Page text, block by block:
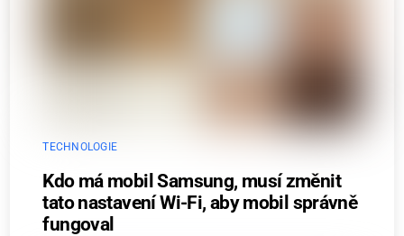
TECHNOLOGIE
Kdo má mobil Samsung, musí změnit
tato nastavení Wi-Fi, aby mobil správně
fungoval